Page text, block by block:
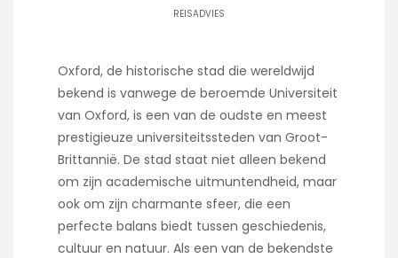
REISADVIES
Oxford, de historische stad die wereldwijd
bekend is vanwege de beroemde Universiteit
van Oxford, is een van de oudste en meest
prestigieuze universiteitssteden van Groot-
Brittannië. De stad staat niet alleen bekend
om zijn academische uitmuntendheid, maar
ook om zijn charmante sfeer, die een
perfecte balans biedt tussen geschiedenis,
cultuur en natuur. Als een van de bekendste